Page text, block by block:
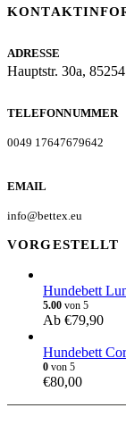
ADRESSE
Hauptstr. 30a,
TELEFONNUMMER
0049 17647679642
EMAIL
info@bettex.eu
VORGESTELLT
Hundebett
5.00 von 5
Ab €79,90
Hundebett
0 von 5
€80,00